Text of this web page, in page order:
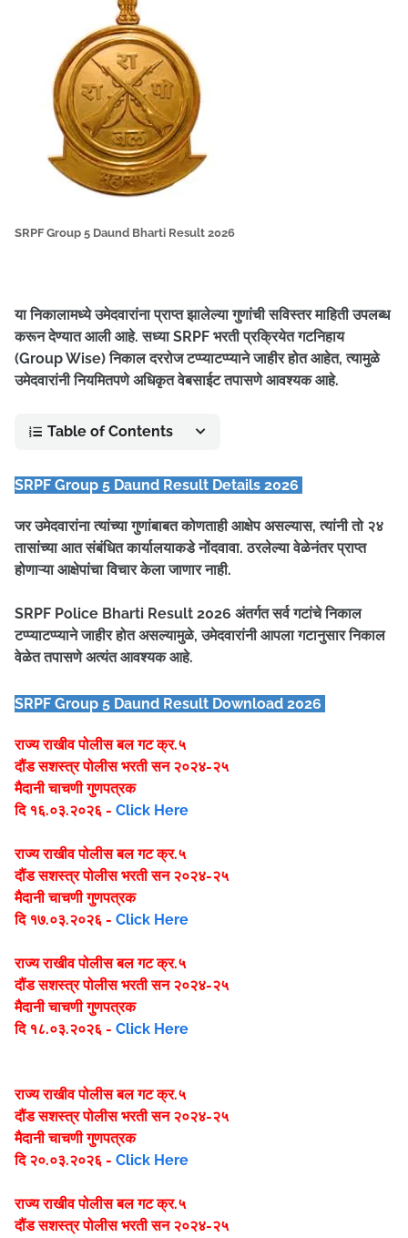
SRPF Group 5 Daund Bharti Result 2026
या निकालामध्ये उमेदवारांना प्राप्त झालेल्या गुणांची सविस्तर माहिती उपलब्ध
करून देण्यात आली आहे. सध्या SRPF भरती प्रक्रियेत गटनिहाय
(Group Wise) निकाल दररोज टप्प्याटप्प्याने जाहीर होत आहेत, त्यामुळे
उमेदवारांनी नियमितपणे अधिकृत वेबसाईट तपासणे आवश्यक आहे.
Table of Contents
SRPF Group 5 Daund Result Details 2026
जर उमेदवारांना त्यांच्या गुणांबाबत कोणताही आक्षेप असल्यास, त्यांनी तो २४
तासांच्या आत संबंधित कार्यालयाकडे नोंदवावा. ठरलेल्या वेळेनंतर प्राप्त
होणाऱ्या आक्षेपांचा विचार केला जाणार नाही.
SRPF Police Bharti Result 2026 अंतर्गत सर्व गटांचे निकाल
टप्प्याटप्प्याने जाहीर होत असल्यामुळे, उमेदवारांनी आपला गटानुसार निकाल
वेळेत तपासणे अत्यंत आवश्यक आहे.
SRPF Group 5 Daund Result Download 2026
राज्य राखीव पोलीस बल गट क्र.५
दौंड सशस्त्र पोलीस भरती सन २०२४-२५
मैदानी चाचणी गुणपत्रक
दि १६.०३.२०२६ - Click Here
राज्य राखीव पोलीस बल गट क्र.५
दौंडसशस्त्र पोलीस भरती सन २०२४-२५
मैदानी चाचणी गुणपत्रक
दि १७.०३.२०२६ - Click Here
राज्य राखीव पोलीस बल गट क्र.५
दौंडसशस्त्र पोलीस भरती सन २०२४-२५
मैदानी चाचणी गुणपत्रक
दि १८.०३.२०२६ - Click Here
राज्य राखीव पोलीस बल गट क्र.५
दौंडसशस्त्र पोलीस भरती सन २०२४-२५
मैदानी चाचणी गुणपत्रक
दि २०.०३.२०२६ - Click Here
राज्य राखीव पोलीस बल गट क्र.५
दौंडसशस्त्र पोलीस भरती सन २०२४-२५